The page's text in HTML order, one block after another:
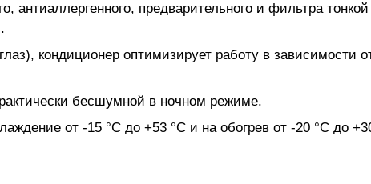
антиаллергенного, предварительного и фильтра
кондиционер оптимизирует работу в зависимости
бесшумной в ночном режиме.
от -15 °C до +53 °C и на обогрев от -20 °C до